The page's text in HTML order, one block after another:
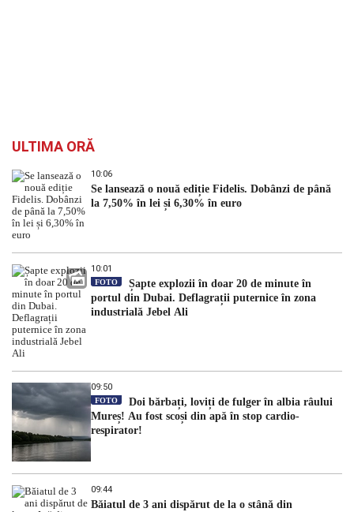
ULTIMA ORĂ
10:06
Se lansează o nouă ediție Fidelis. Dobânzi de până
la 7,50% în lei și 6,30% în euro
10:01
FOTO
Șapte explozii în doar 20 de minute în
portul din Dubai. Deflagrații puternice în zona
industrială Jebel Ali
09:50
FOTO
Doi bărbați, loviți de fulger în albia râului
Mureș! Au fost scoși din apă în stop cardio-
respirator!
09:44
Băiatul de 3 ani dispărut de la o stână din